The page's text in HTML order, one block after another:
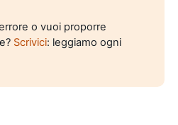
o vuoi proporre
Scrivici: leggiamo ogni